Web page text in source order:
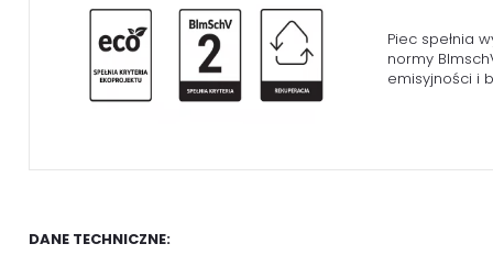
Piec spełnia
normy
emisyjności i
DANE TECHNICZNE: